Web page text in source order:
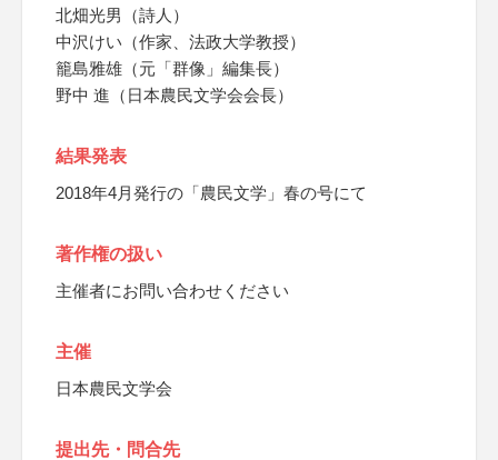
北畑光男（詩人）
中沢けい（作家、法政大学教授）
籠島雅雄（元「群像」編集長）
野中 進（日本農民文学会会長）
結果発表
2018年4月発行の「農民文学」春の号にて
著作権の扱い
主催者にお問い合わせください
主催
日本農民文学会
提出先・問合先